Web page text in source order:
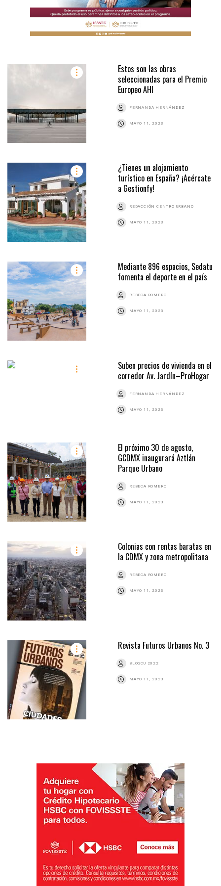
Estos son las obras
seleccionadas para el Premio
Europeo AHI
FERNANDA HERNÁNDEZ
MAYO 11, 2023
¿Tienes un alojamiento
turístico en España? ¡Acércate
a Gestionfy!
REDACCIÓN CENTRO URBANO
MAYO 11, 2023
Mediante 896 espacios, Sedatu
fomenta el deporte en el país
REBECA ROMERO
MAYO 11, 2023
Suben precios de vivienda en el
corredor Av. Jardín–ProHogar
FERNANDA HERNÁNDEZ
MAYO 11, 2023
El próximo 30 de agosto,
GCDMX inaugurará Aztlán
Parque Urbano
REBECA ROMERO
MAYO 11, 2023
Colonias con rentas baratas en
la CDMX y zona metropolitana
REBECA ROMERO
MAYO 11, 2023
Revista Futuros Urbanos No. 3
BLOGCU 2022
MAYO 11, 2023